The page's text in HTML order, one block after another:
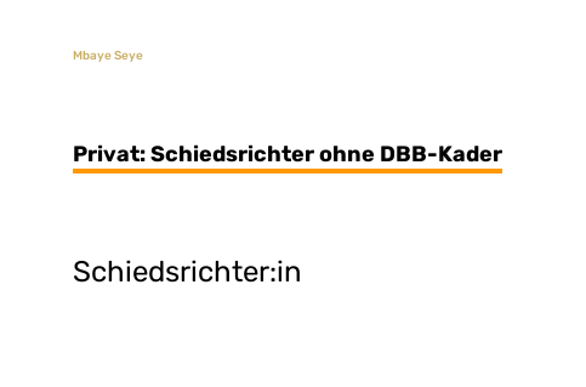
Mbaye Seye
Privat: Schiedsrichter ohne DBB-Kader
Schiedsrichter:in